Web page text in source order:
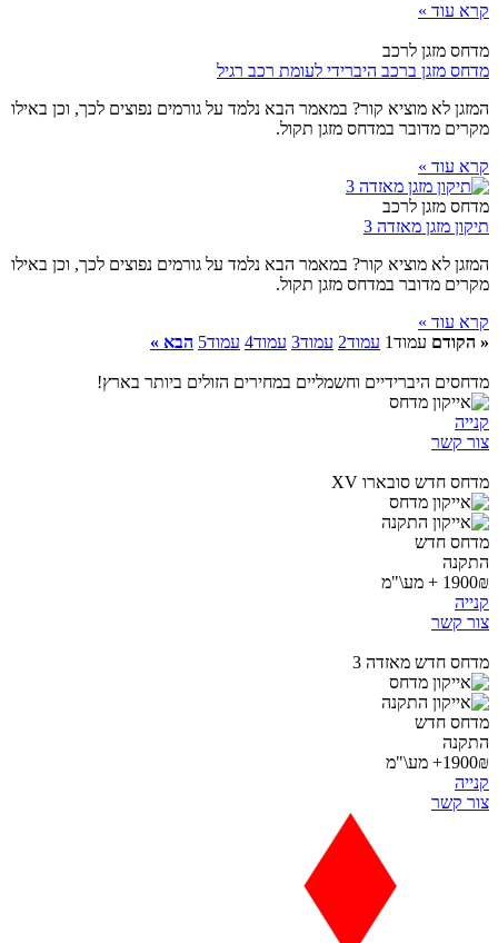
קרא עוד »
מדחס מזגן לרכב
מדחס מזגן ברכב היברידי לעומת רכב רגיל
המזגן לא מוציא קור? במאמר הבא נלמד על גורמים נפוצים לכך, וכן באילו
מקרים מדובר במדחס מזגן תקול.
קרא עוד »
מדחס מזגן לרכב
תיקון מזגן מאזדה 3
המזגן לא מוציא קור? במאמר הבא נלמד על גורמים נפוצים לכך, וכן באילו
מקרים מדובר במדחס מזגן תקול.
קרא עוד »
« הקודם עמוד1 עמוד2 עמוד3 עמוד4 עמוד5 הבא »
מדחסים היברידיים וחשמליים במחירים הזולים ביותר בארץ!
קנייה
צור קשר
מדחס חדש סובארו XV
מדחס חדש
התקנה
1900₪ + מע\"מ
קנייה
צור קשר
מדחס חדש מאזדה 3
מדחס חדש
התקנה
1900₪+ מע\"מ
קנייה
צור קשר